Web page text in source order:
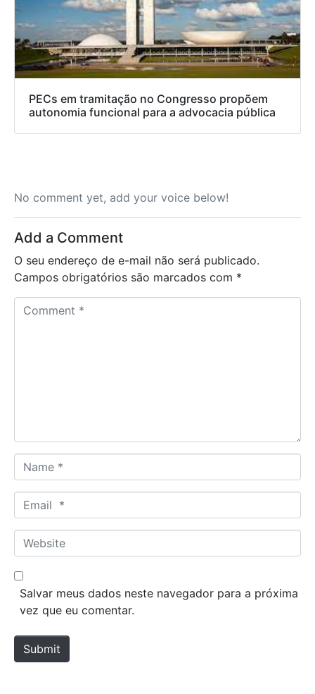
PECs em tramitação no Congresso propõem
autonomia funcional para a advocacia pública
No comment yet, add your voice below!
Add a Comment
O seu endereço de e-mail não será publicado.
Campos obrigatórios são marcados com *
a
m
*
m
a
*
W
e
b
e
Salvar meus dados neste navegador para a próxima
vez que eu comentar.
Submit